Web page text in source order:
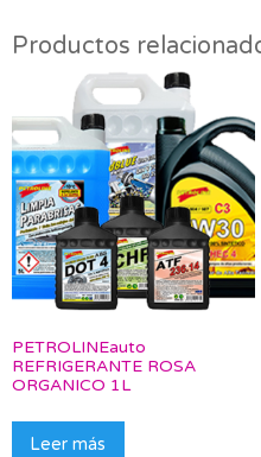
Productos
PETROLINEauto
REFRIGERANTE ROSA
ORGANICO 1L
Leer más